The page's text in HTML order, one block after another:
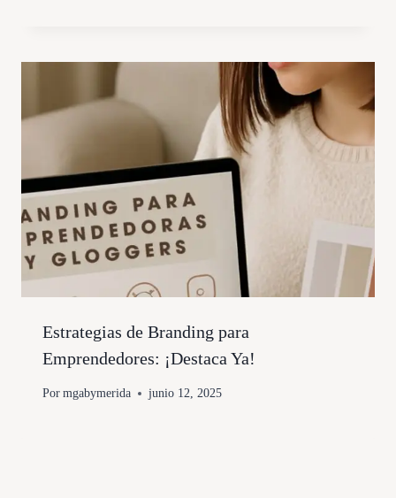
Estrategias de Branding para
Emprendedores: ¡Destaca Ya!
Por mgabymerida junio 12, 2025